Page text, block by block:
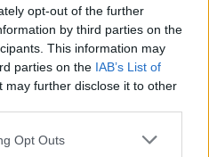
opt-out of the further
by third parties on the
This information may
parties on the IAB’s List of
may further disclose it to other
Opt Outs
στην
τη Δευτέρα 12
Πέιν Εύβοια